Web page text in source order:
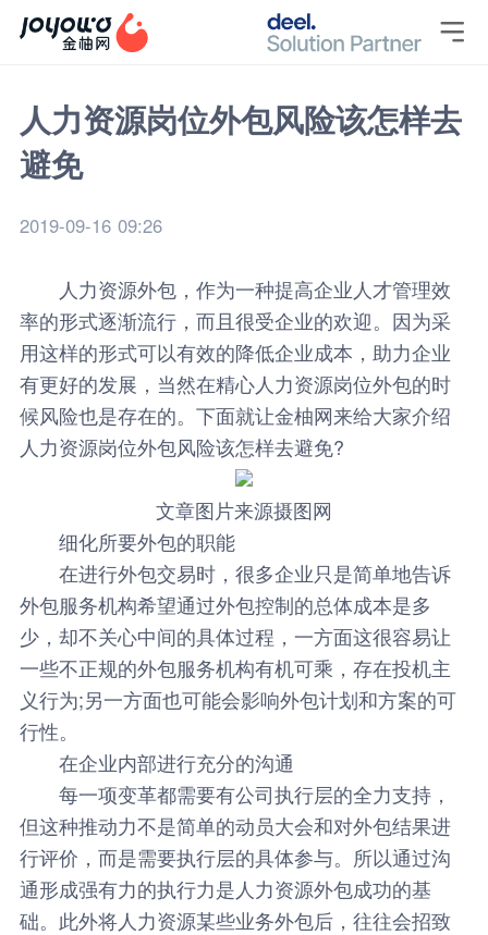

人力资源岗位外包风险该怎样去
避免
2019-09-16 09:26
人力资源外包，作为一种提高企业人才管理效
率的形式逐渐流行，而且很受企业的欢迎。因为采
用这样的形式可以有效的降低企业成本，助力企业
有更好的发展，当然在精心人力资源岗位外包的时
候风险也是存在的。下面就让金柚网来给大家介绍
人力资源岗位外包风险该怎样去避免?
文章图片来源摄图网
细化所要外包的职能
在进行外包交易时，很多企业只是简单地告诉
外包服务机构希望通过外包控制的总体成本是多
少，却不关心中间的具体过程，一方面这很容易让
一些不正规的外包服务机构有机可乘，存在投机主
义行为;另一方面也可能会影响外包计划和方案的可
行性。
在企业内部进行充分的沟通
每一项变革都需要有公司执行层的全力支持，
但这种推动力不是简单的动员大会和对外包结果进
行评价，而是需要执行层的具体参与。所以通过沟
通形成强有力的执行力是人力资源外包成功的基
础。此外将人力资源某些业务外包后，往往会招致